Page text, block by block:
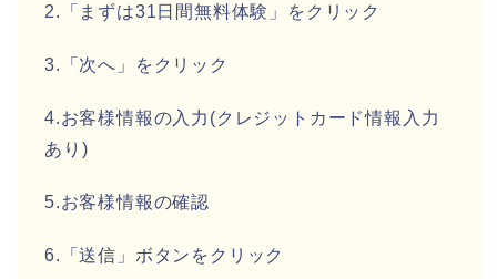
2.「まずは31日間無料体験」をクリック
3.「次へ」をクリック
4.お客様情報の入力(クレジットカード情報入力
あり)
5.お客様情報の確認
6.「送信」ボタンをクリック